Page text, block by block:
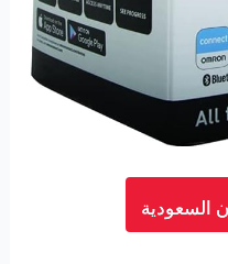
السعودية